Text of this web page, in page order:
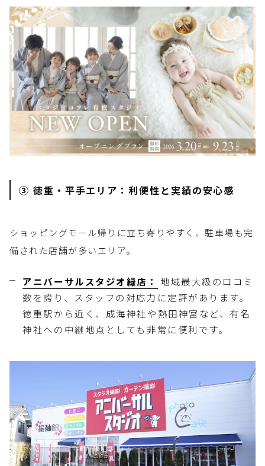
③ 徳重・平手エリア：利便性と実績の安心感
ショッピングモール帰りに立ち寄りやすく、駐車場も完
備された店舗が多いエリア。
アニバーサルスタジオ緑店：
地域最大級の口コミ
数を誇り、スタッフの対応力に定評があります。
徳重駅から近く、成海神社や熱田神宮など、有名
神社への中継地点としても非常に便利です。